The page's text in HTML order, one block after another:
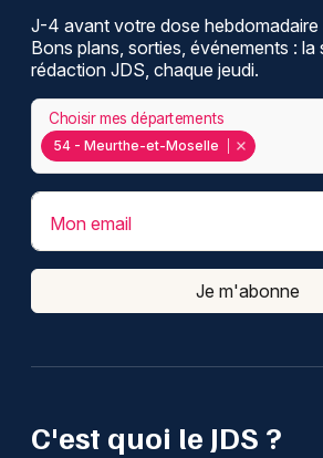
C'est quoi le JDS ?
J-4 avant votre dose hebdomadaire
Bons plans, sorties, événements : la
rédaction JDS, chaque jeudi.
54 - Meurthe-et-Moselle
Choisir mes départements
Mon email
Je m'abonne